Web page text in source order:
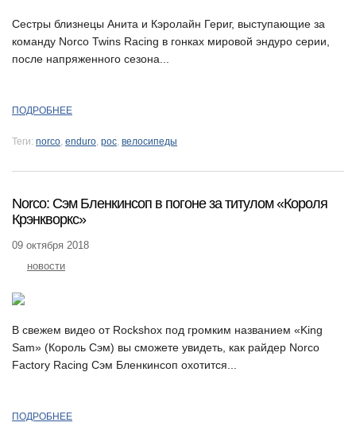
Сестры близнецы Анита и Кэролайн Гериг, выступающие за
команду Norco Twins Racing в гонках мировой эндуро серии,
после напряженного сезона...
ПОДРОБНЕЕ
Теги: norco, enduro, poc, велосипеды
Norco: Сэм Бленкинсоп в погоне за титулом «Короля
Крэнкворкс»
09 октября 2018
новости
В свежем видео от Rockshox под громким названием «King
Sam» (Король Сэм) вы сможете увидеть, как райдер Norco
Factory Racing Сэм Бленкинсоп охотится...
ПОДРОБНЕЕ